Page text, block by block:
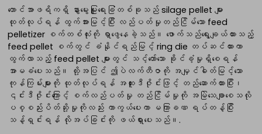
တောင်အာဖရိကရှိ နွားမွေးမြူရေးခြံတစ်ခုသည် silage pellet များ
ထုတ်လုပ်ရန် ထွက်အားမြင့်ပြီး လည်ပတ်မှုတည်ငြိမ်သော feed
pelletizer စက်တစ်လုံးကို ရှာဖွေနေခဲ့သည်။ ဖောက်သည်ရွေးချယ်ထားသည့်
feed pellet စက်တွင် ခံနိုင်ရည်မြင့် ring die တပ်ဆင်ထားကာ
ထွက်လာသည့် feed pellet များတွင် သင့်တော်သော ခိုင်ခံ့မှုရှိစေရန်
အာမခံပေးသည်။ ထို့အပြင် ဤပဲလက်တီဇာကို အမျှင်ဓါတ်မြင့်သော
ကုန်ကြမ်းများကို ထုတ်လုပ်ရန် အထူးဒီဇိုင်းဖြင့် တည်ဆောက်ထားပြီး၊
၎င်းဒီဇိုင်းကြောင့် စက်လည်ပတ်မှု တည်ငြိမ်မှုကို အမြဲသေချာစေသလို
ပစ္စည်းပိတ်ဆို့မှုကိုလည်း ကာကွယ်ပေးကာ မကြာခဏ ရပ်တန့်ပြီး
သန့်ရှင်းရန် လိုအပ်ခြင်းကို ဖယ်ရှားပေးသည်။.